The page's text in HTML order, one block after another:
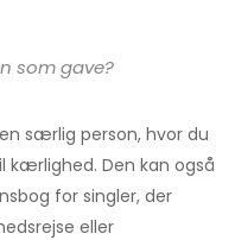
som gave?
særlig person, hvor du
kærlighed. Den kan også
for singler, der
eller